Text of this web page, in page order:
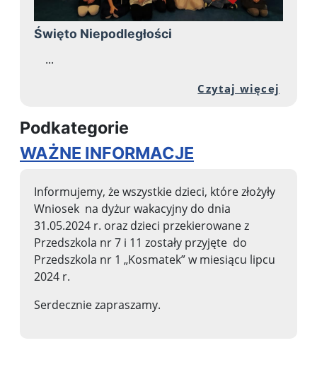
Święto Niepodległości
...
Czytaj więcej
Podkategorie
WAŻNE INFORMACJE
Informujemy, że wszystkie dzieci, które złożyły
Wniosek na dyżur wakacyjny do dnia
31.05.2024 r. oraz dzieci przekierowane z
Przedszkola nr 7 i 11 zostały przyjęte do
Przedszkola nr 1 „Kosmatek” w miesiącu lipcu
2024 r.
Serdecznie zapraszamy.